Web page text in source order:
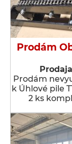
Prodám
Prodám
k Úhlové pile
2 ks